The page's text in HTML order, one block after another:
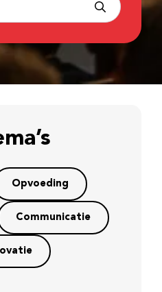
Opvoeding
Communicatie